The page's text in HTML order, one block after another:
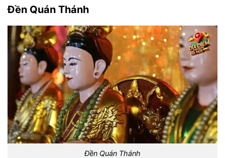
Đền Quán Thánh
Đền Quán Thánh